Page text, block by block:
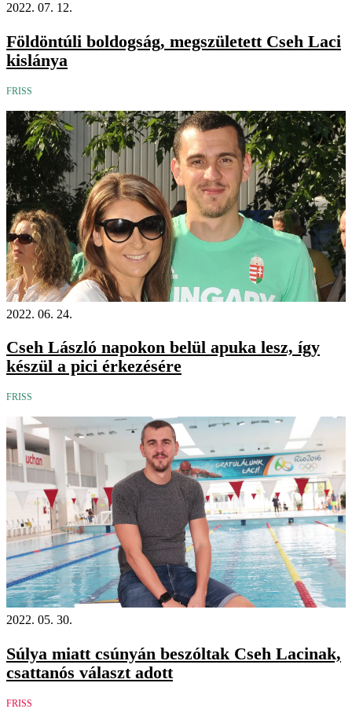
2022. 07. 12.
Földöntúli boldogság, megszületett Cseh Laci
kislánya
FRISS
2022. 06. 24.
Cseh László napokon belül apuka lesz, így
készül a pici érkezésére
FRISS
2022. 05. 30.
Súlya miatt csúnyán beszóltak Cseh Lacinak,
csattanós választ adott
FRISS